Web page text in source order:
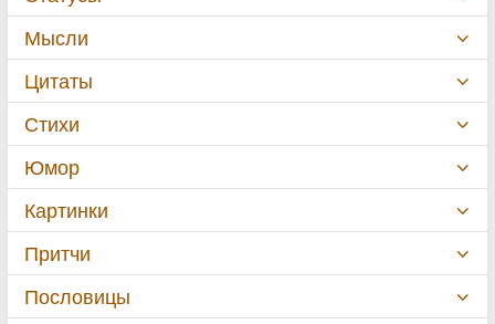
Мысли
Цитаты
Стихи
Юмор
Картинки
Притчи
Пословицы